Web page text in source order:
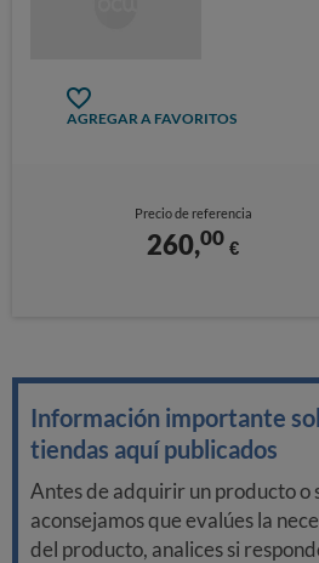
AGREGAR A FAVORITOS
Precio de referencia
260,00 €
Información importante
tiendas aquí publicados
Antes de adquirir un producto o
aconsejamos que evalúes la
del producto, analices si